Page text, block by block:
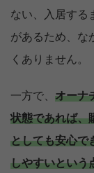
ない、入居する
があるため、な
くありません。
一方で、 オーナ
状態であれば、
としても安心で
しやすいという